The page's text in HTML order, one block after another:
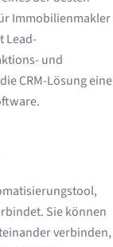
Immobilienmakler
Lead-
und
CRM-Lösung eine
Sie können
verbinden,